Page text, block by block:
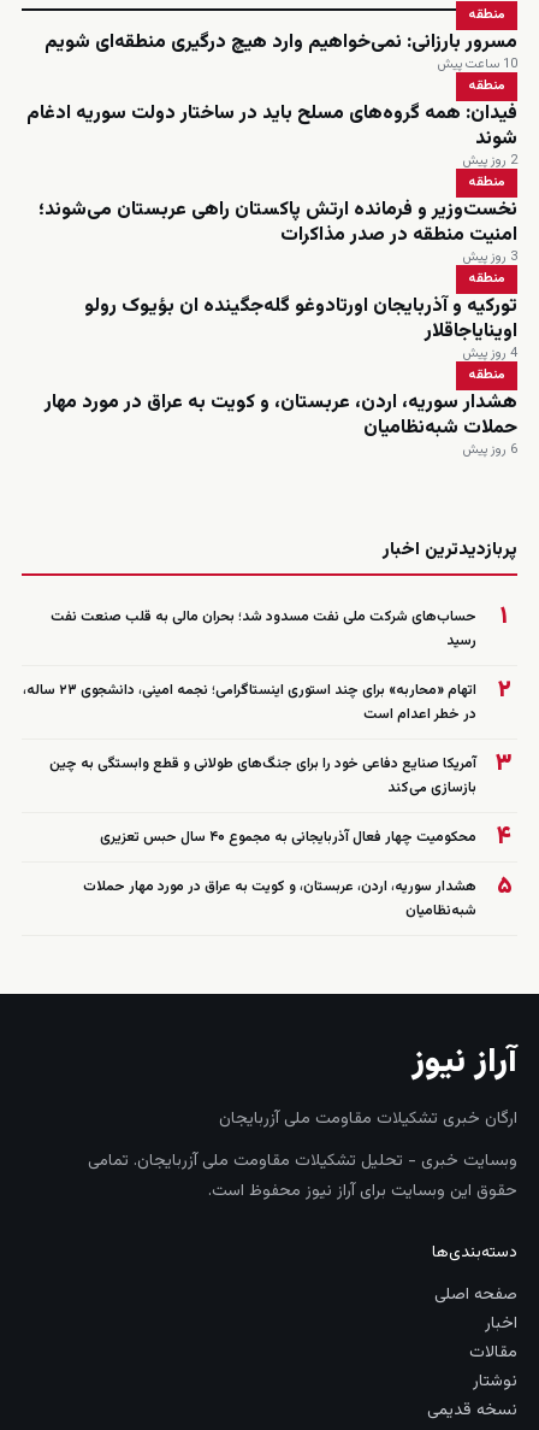
منطقه
مسرور بارزانی: نمی‌خواهیم وارد هیچ درگیری منطقه‌ای شویم
10 ساعت پیش
منطقه
فیدان: همه گروه‌های مسلح باید در ساختار دولت سوریه ادغام
شوند
2 روز پیش
منطقه
نخست‌وزیر و فرمانده ارتش پاکستان راهی عربستان می‌شوند؛
امنیت منطقه در صدر مذاکرات
3 روز پیش
منطقه
تورکیه و آذربایجان اورتادوغو گله‌جگینده ان بؤیوک رولو
اوینایاجاقلار
4 روز پیش
منطقه
هشدار سوریه، اردن، عربستان، و کویت به عراق در مورد مهار
حملات شبه‌نظامیان
6 روز پیش
پربازدیدترین اخبار
۱
حساب‌های شرکت ملی نفت مسدود شد؛ بحران مالی به قلب صنعت نفت
رسید
۲
اتهام «محاربه» برای چند استوری اینستاگرامی؛ نجمه امینی، دانشجوی ۲۳ ساله،
در خطر اعدام است
۳
آمریکا صنایع دفاعی خود را برای جنگ‌های طولانی و قطع وابستگی به چین
بازسازی می‌کند
۴ محکومیت چهار فعال آذربایجانی به مجموع ۴۰ سال حبس تعزیری
۵
هشدار سوریه، اردن، عربستان، و کویت به عراق در مورد مهار حملات
شبه‌نظامیان
آراز نیوز
ارگان خبری تشکیلات مقاومت ملی آزربایجان
وبسایت خبری - تحلیل تشکیلات مقاومت ملی آزربایجان. تمامی
حقوق این وبسایت برای آراز نیوز محفوظ است.
دسته‌بندی‌ها
صفحه اصلی
اخبار
مقالات
نوشتار
نسخه قدیمی